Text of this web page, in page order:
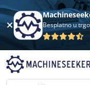
Besplatno u